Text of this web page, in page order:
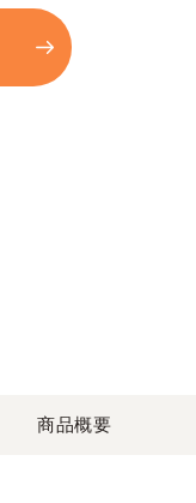
商品概要